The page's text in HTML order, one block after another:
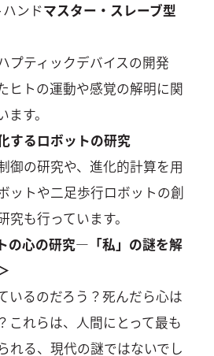
マスター・スレーブ型
プティックデバイスの開発
ヒトの運動や感覚の解明に関
す。
するロボットの研究
御の研究や、進化的計算を用
ットや二足歩行ロボットの創
も行っています。
の心の研究―「私」の謎を解
いるのだろう？死んだら心は
これらは、人間にとって最も
れる、現代の謎ではないでし